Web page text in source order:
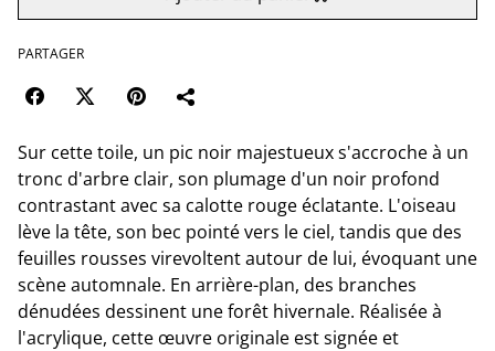
PARTAGER
Sur cette toile, un pic noir majestueux s'accroche à un
tronc d'arbre clair, son plumage d'un noir profond
contrastant avec sa calotte rouge éclatante. L'oiseau
lève la tête, son bec pointé vers le ciel, tandis que des
feuilles rousses virevoltent autour de lui, évoquant une
scène automnale. En arrière-plan, des branches
dénudées dessinent une forêt hivernale. Réalisée à
l'acrylique, cette œuvre originale est signée et